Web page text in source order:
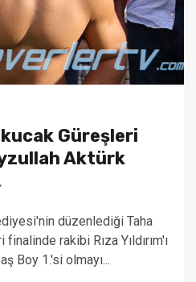
Güreşleri
Aktürk
düzenlediği Taha
rakibi Rıza Yıldırım'ı
Boy 1.'si olmayı...